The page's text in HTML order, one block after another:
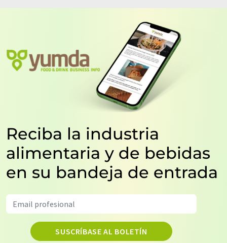
Reciba la industria
alimentaria y de bebidas
en su bandeja de entrada
SUSCRÍBASE AL BOLETÍN